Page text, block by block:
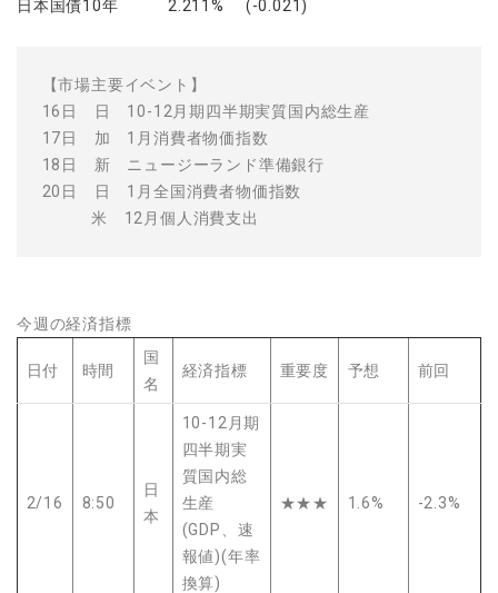
日本国債10年 2.211% (-0.021)
【市場主要イベント】
16日 日 10-12月期四半期実質国内総生産
17日 加 1月消費者物価指数
18日 新 ニュージーランド準備銀行
20日 日 1月全国消費者物価指数
米 12月個人消費支出
今週の経済指標
日付 時間
国
名
経済指標 重要度 予想 前回
2/16 8:50
日
本
10-12月期
四半期実
質国内総
生産
(GDP、速
報値)(年率
換算)
★★★ 1.6% -2.3%